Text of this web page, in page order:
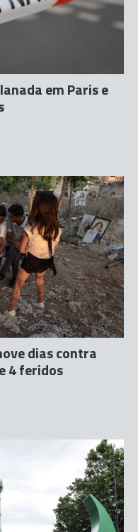
em Paris e
dias contra
4 feridos